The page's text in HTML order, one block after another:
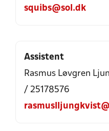
squibs@sol.dk
Assistent
Rasmus Løvgren
/ 25178576